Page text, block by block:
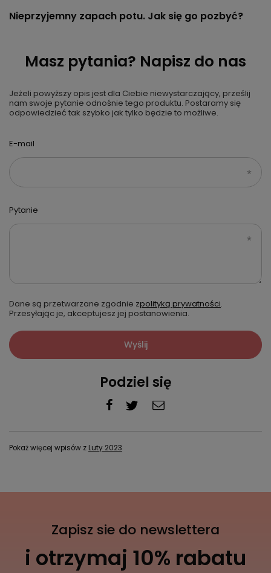
Nieprzyjemny zapach potu. Jak się go pozbyć?
Masz pytania? Napisz do nas
Jeżeli powyższy opis jest dla Ciebie niewystarczający, prześlij
nam swoje pytanie odnośnie tego produktu. Postaramy się
odpowiedzieć tak szybko jak tylko będzie to możliwe.
E-mail
Pytanie
Dane są przetwarzane zgodnie zpolityką prywatności.
Przesyłając je, akceptujesz jej postanowienia.
Wyślij
Podziel się
Pokaż więcej wpisów z Luty 2023
Zapisz sie do newslettera
i otrzymaj 10% rabatu